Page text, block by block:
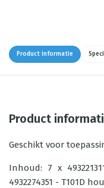
Product informatie
Product
Geschikt voor
Inhoud: 7 x
4932274351 - T101D